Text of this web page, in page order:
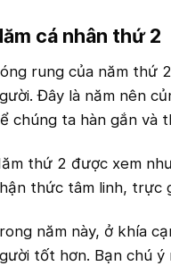
cá nhân thứ 2
rung của năm thứ
Đây là năm nên
chúng ta hàn gắn và
thứ 2 được xem
thức tâm linh, trực
năm này, ở khía
tốt hơn. Bạn chú